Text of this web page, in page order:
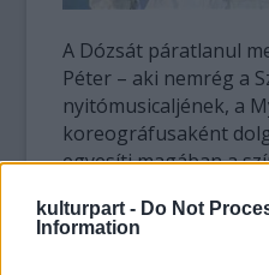
kulturpart - Do Not
Information
A Dózsát páratlanul
Péter – aki nemrég a
nyitómusicaljének, a
koreográfusaként
egyesíti magában a
Pálfy Piroskát, a